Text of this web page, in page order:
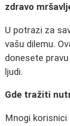
zdravo
U potrazi za
vašu dilemu.
donesete
ljudi.
Gde tražiti
Mnogi